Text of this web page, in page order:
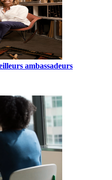
ambassadeurs